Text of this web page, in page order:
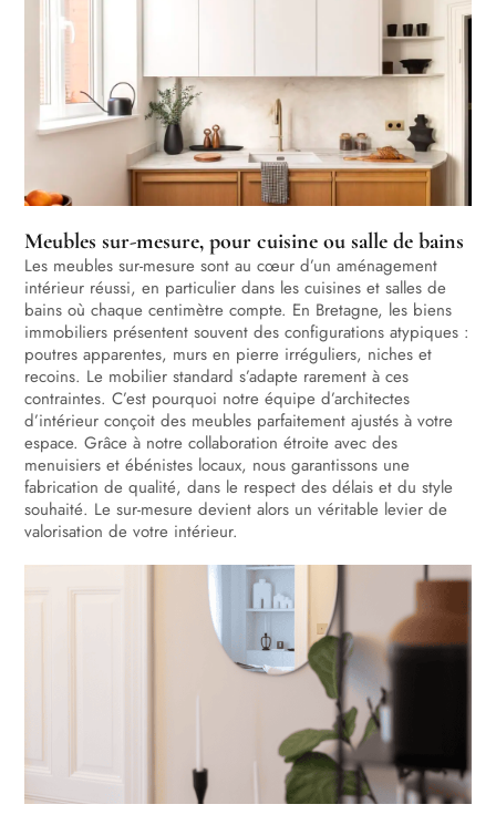
Meubles sur-mesure, pour cuisine ou salle de bains
Les meubles sur-mesure sont au cœur d’un aménagement
intérieur réussi, en particulier dans les cuisines et salles de
bains où chaque centimètre compte. En Bretagne, les biens
immobiliers présentent souvent des configurations atypiques :
poutres apparentes, murs en pierre irréguliers, niches et
recoins. Le mobilier standard s’adapte rarement à ces
contraintes. C’est pourquoi notre équipe d’architectes
d’intérieur conçoit des meubles parfaitement ajustés à votre
espace. Grâce à notre collaboration étroite avec des
menuisiers et ébénistes locaux, nous garantissons une
fabrication de qualité, dans le respect des délais et du style
souhaité. Le sur-mesure devient alors un véritable levier de
valorisation de votre intérieur.